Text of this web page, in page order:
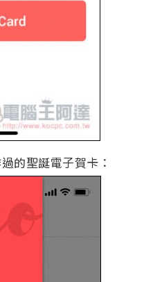
的聖誕電子賀卡：